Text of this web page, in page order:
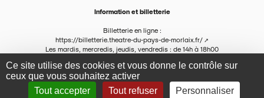
Ce site utilise des cookies et vous donne le contrôle sur
ceux que vous souhaitez activer
Tout accepter
Tout refuser Personnaliser
Information et billetterie
Billetterie en ligne :
https://billetterie.theatre-du-pays-de-morlaix.fr/
Les mardis, mercredis, jeudis, vendredis : de 14h à 18h00
contact@tpmx.fr
Se connecter Fait avec SPIP